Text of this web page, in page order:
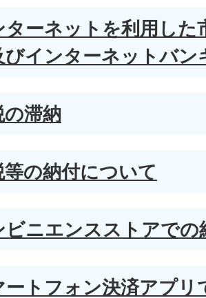
ターネットを利用した
びインターネットバン
の滞納
等の納付について
ビニエンスストアでの
ートフォン決済アプリ